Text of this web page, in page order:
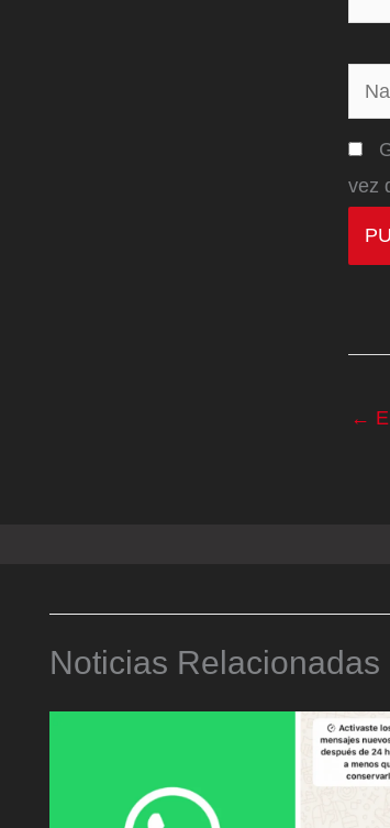
vez
←
Noticias Relacionadas